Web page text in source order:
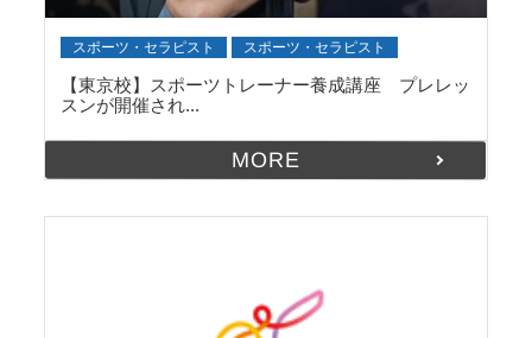
スポーツ・セラピスト スポーツ・セラピスト
【東京校】スポーツトレーナー養成講座 プレレッ
スンが開催され...
MORE